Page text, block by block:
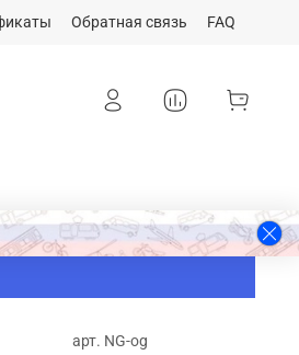
Обратная связь FAQ
арт. NG-og